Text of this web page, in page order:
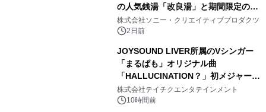
の人気銭湯「改良湯」と期間限定のコ
ラボレーション サウナイキタイコラ
ボグッズも発売決定！
株式会社ソニー・クリエイティブプロダクツ
2日前
JOYSOUND LIVER所属のVシンガー
「まるぱも」オリジナル曲
「HALLUCINATION？」初メジャー配
信リリース決定！
株式会社テイチクエンタテインメント
10時間前